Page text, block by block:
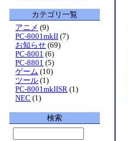
カテゴリ一覧
アニメ (9)
PC-8001mkII (7)
お知らせ (69)
PC-8001 (6)
PC-8801 (5)
ゲーム (10)
ツール (1)
PC-8001mkIISR (1)
NEC (1)
検索